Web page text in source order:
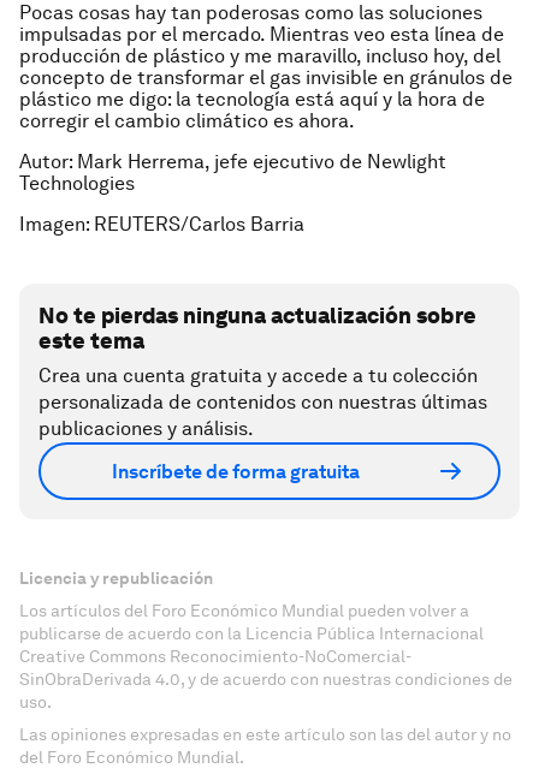
Pocas cosas hay tan poderosas como las soluciones
impulsadas por el mercado. Mientras veo esta línea de
producción de plástico y me maravillo, incluso hoy, del
concepto de transformar el gas invisible en gránulos de
plástico me digo: la tecnología está aquí y la hora de
corregir el cambio climático es ahora.
Autor: Mark Herrema, jefe ejecutivo de Newlight
Technologies
Imagen: REUTERS/Carlos Barria
No te pierdas ninguna actualización sobre
este tema
Crea una cuenta gratuita y accede a tu colección
personalizada de contenidos con nuestras últimas
publicaciones y análisis.
Inscríbete de forma gratuita
Licencia y republicación
Los artículos del Foro Económico Mundial pueden volver a
publicarse de acuerdo con la Licencia Pública Internacional
Creative Commons Reconocimiento-NoComercial-
SinObraDerivada 4.0, y de acuerdo con nuestras condiciones de
uso.
Las opiniones expresadas en este artículo son las del autor y no
del Foro Económico Mundial.